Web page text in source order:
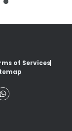
of Services